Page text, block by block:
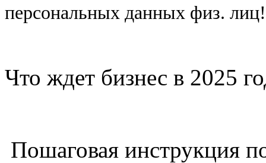
персональных данных физ.
Что ждет бизнес в 2025
Пошаговая инструкция